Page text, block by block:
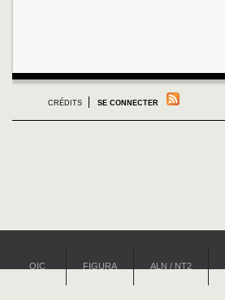
CRÉDITS SE CONNECTER
OIC FIGURA ALN / NT2